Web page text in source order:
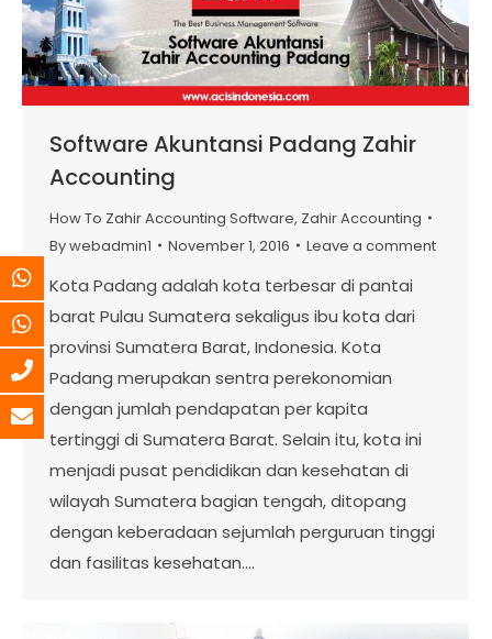
Software Akuntansi Padang Zahir
Accounting
How To Zahir Accounting Software, Zahir Accounting
Bywebadmin1 November 1, 2016 Leave a comment
Kota Padang adalah kota terbesar di pantai
barat Pulau Sumatera sekaligus ibu kota dari
provinsi Sumatera Barat, Indonesia. Kota
Padang merupakan sentra perekonomian
dengan jumlah pendapatan per kapita
tertinggi di Sumatera Barat. Selain itu, kota ini
menjadi pusat pendidikan dan kesehatan di
wilayah Sumatera bagian tengah, ditopang
dengan keberadaan sejumlah perguruan tinggi
dan fasilitas kesehatan.…